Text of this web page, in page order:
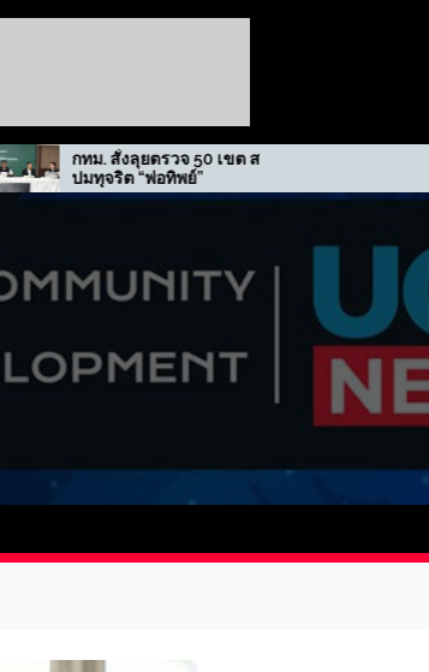
ม. สั่งลุยตรวจ 50 เขต สกัด
ทุจริต “พ่อทิพย์”